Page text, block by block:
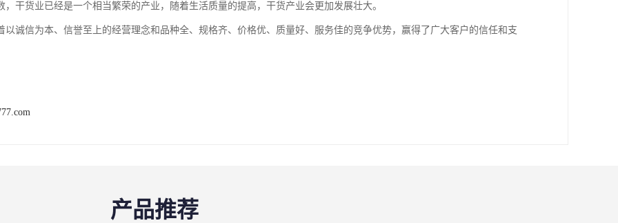
，干货业已经是一个相当繁荣的产业，随着生活质量的提高，干货产业会更加发展壮大。
以诚信为本、信誉至上的经营理念和品种全、规格齐、价格优、质量好、服务佳的竞争优势，赢得了广大客户的信任和支
产品推荐